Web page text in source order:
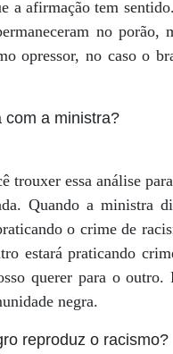
a afirmação tem
no porão,
opressor, no caso o
com a ministra?
trouxer essa análise
Quando a ministra
o crime de
estará praticando
querer para o
negra.
reproduz o racismo?